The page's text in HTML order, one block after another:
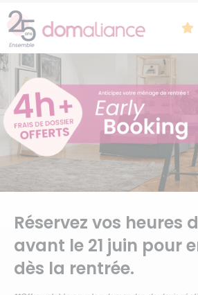
Réservez vos heures
avant le 21 juin pour
dès la rentrée.